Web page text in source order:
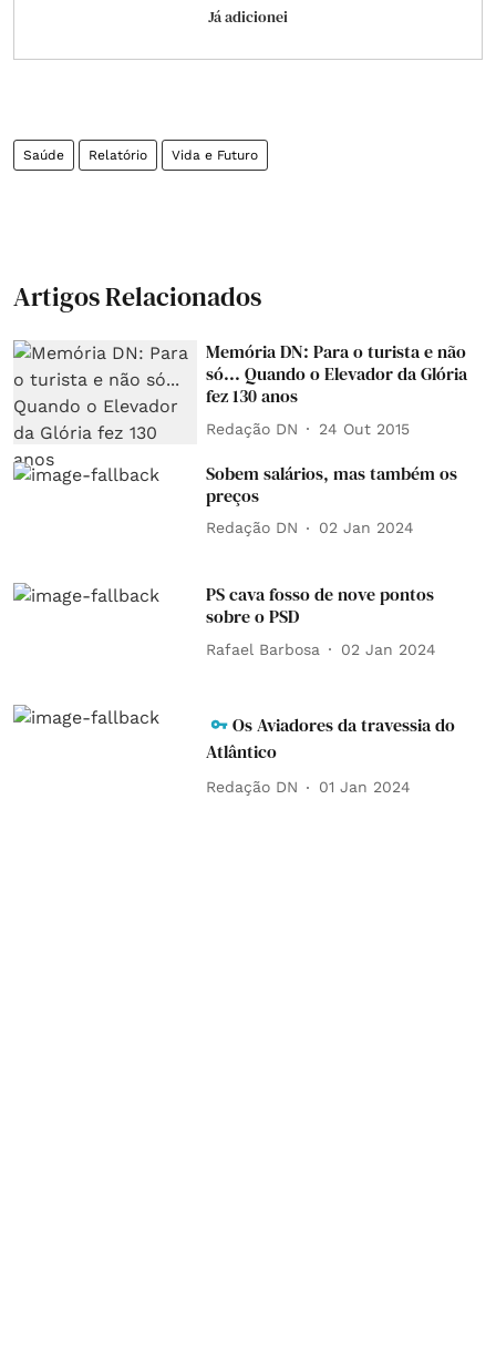
Já adicionei
Saúde Relatório Vida e Futuro
Artigos Relacionados
Memória DN: Para o turista e não
só... Quando o Elevador da Glória
fez 130 anos
Redação DN 24 Out 2015
Sobem salários, mas também os
preços
Redação DN 02 Jan 2024
PS cava fosso de nove pontos
sobre o PSD
Rafael Barbosa 02 Jan 2024
Os Aviadores da travessia do
Atlântico
Redação DN 01 Jan 2024